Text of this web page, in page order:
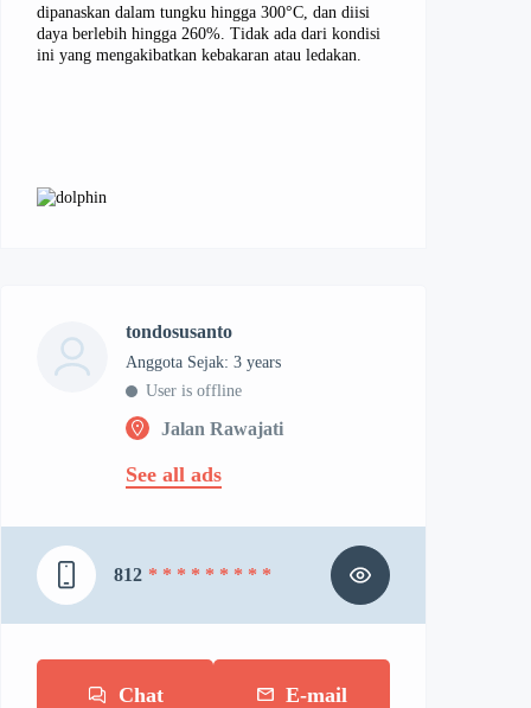
dipanaskan dalam tungku hingga 300°C, dan diisi
daya berlebih hingga 260%. Tidak ada dari kondisi
ini yang mengakibatkan kebakaran atau ledakan.
tondosusanto
Anggota Sejak: 3 years
User is offline
Jalan Rawajati
See all ads
812 * * * * * * * * *
Chat E-mail